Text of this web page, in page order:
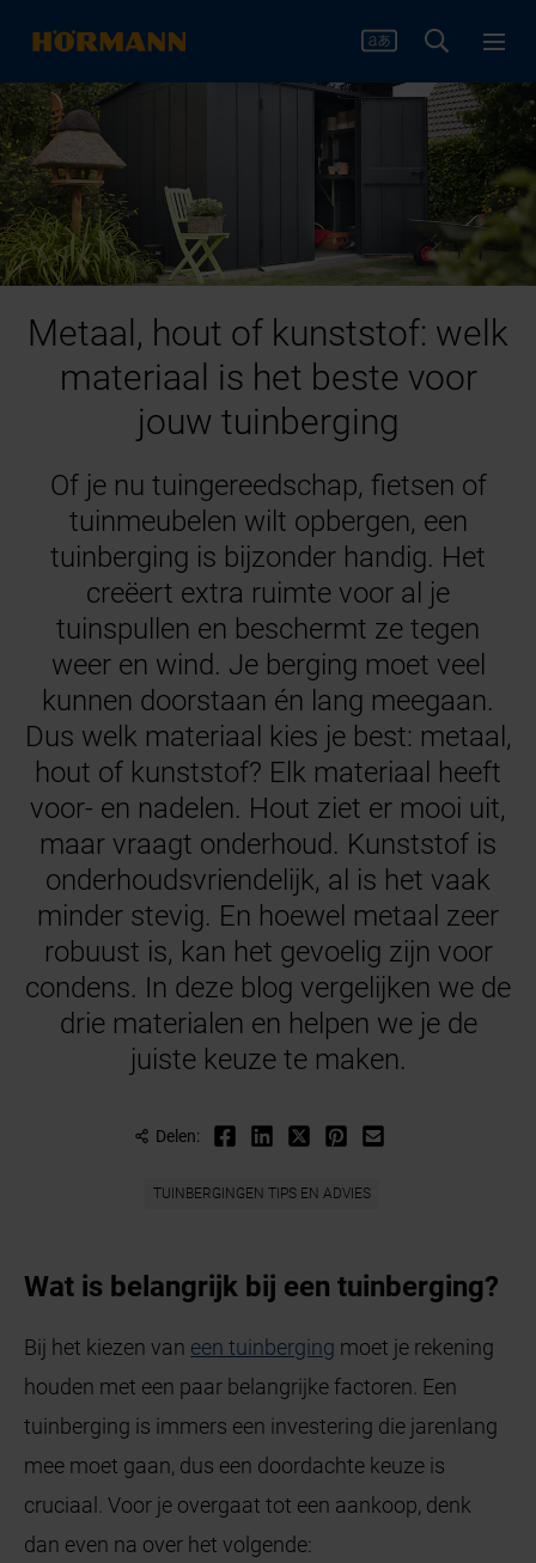
Metaal, hout of kunststof: welk
materiaal is het beste voor
jouw tuinberging
Of je nu tuingereedschap, fietsen of
tuinmeubelen wilt opbergen, een
tuinberging is bijzonder handig. Het
creëert extra ruimte voor al je
tuinspullen en beschermt ze tegen
weer en wind. Je berging moet veel
kunnen doorstaan én lang meegaan.
Dus welk materiaal kies je best: metaal,
hout of kunststof? Elk materiaal heeft
voor- en nadelen. Hout ziet er mooi uit,
maar vraagt onderhoud. Kunststof is
onderhoudsvriendelijk, al is het vaak
minder stevig. En hoewel metaal zeer
robuust is, kan het gevoelig zijn voor
condens. In deze blog vergelijken we de
drie materialen en helpen we je de
juiste keuze te maken.
Delen:
TUINBERGINGEN TIPS EN ADVIES
Wat is belangrijk bij een tuinberging?
Bij het kiezen van een tuinberging moet je rekening
houden met een paar belangrijke factoren. Een
tuinberging is immers een investering die jarenlang
mee moet gaan, dus een doordachte keuze is
cruciaal. Voor je overgaat tot een aankoop, denk
dan even na over het volgende: